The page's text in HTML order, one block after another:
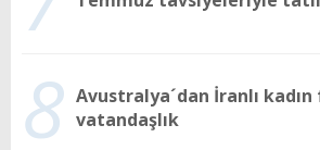
8 Avustralya´dan İranlı
vatandaşlık